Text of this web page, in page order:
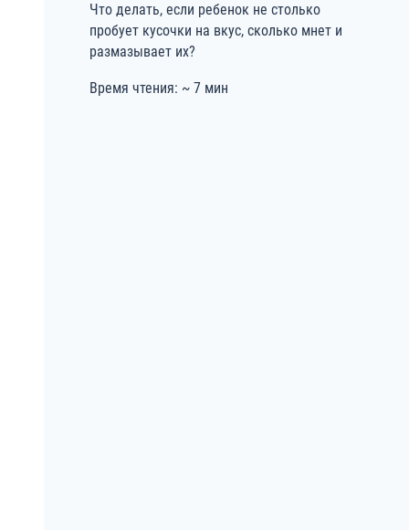
Что делать, если ребенок не столько
пробует кусочки на вкус, сколько мнет и
размазывает их?
Время чтения: ~ 7 мин